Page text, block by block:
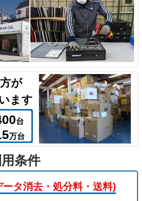
が
ます
台
万台
用条件
タ消去・処分料・送料)